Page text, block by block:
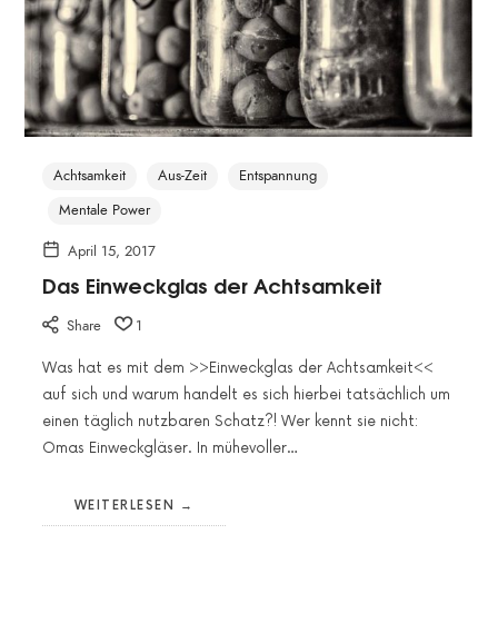
Achtsamkeit Aus-Zeit
Entspannung
Mentale Power
April 15, 2017
Das Einweckglas der Achtsamkeit
Share 1
Was hat es mit dem >>Einweckglas der Achtsamkeit<<
auf sich und warum handelt es sich hierbei tatsächlich um
einen täglich nutzbaren Schatz?! Wer kennt sie nicht:
Omas Einweckgläser. In mühevoller…
WEITERLESEN